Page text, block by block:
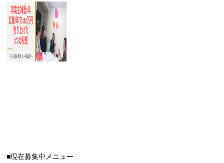
■現在募集中メニュー